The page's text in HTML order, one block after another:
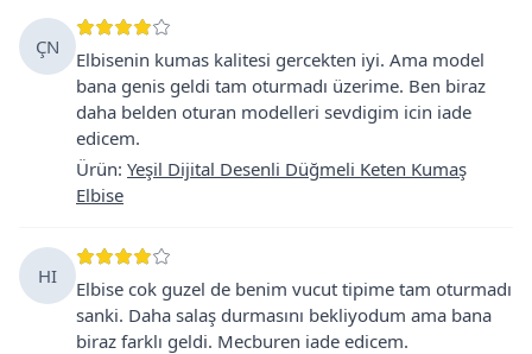
ÇN
Elbisenin kumas kalitesi gercekten iyi. Ama model
bana genis geldi tam oturmadı üzerime. Ben biraz
daha belden oturan modelleri sevdigim icin iade
edicem.
Ürün: Yeşil Dijital Desenli Düğmeli Keten Kumaş
Elbise
HI
Elbise cok guzel de benim vucut tipime tam oturmadı
sanki. Daha salaş durmasını bekliyodum ama bana
biraz farklı geldi. Mecburen iade edicem.